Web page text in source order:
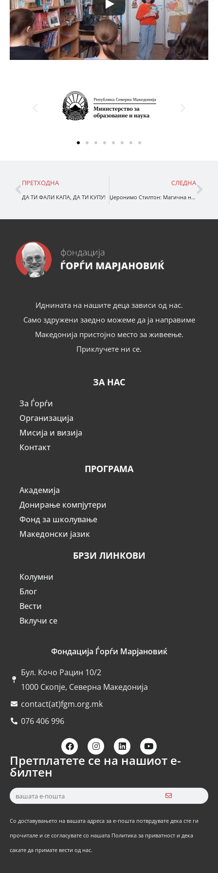
ПРЕТХОДНА
ДА ТИ ФА­ЛИ КА­ПА, ДА ТИ КУ­ПУ!
СЛЕДНА
Џеронимо Стилтон: Магична ноќ на џуџињата
Иднината на нашите деца зависи од нас.
Само здружени заедно можеме да ја направиме
Македонија пристојно место за живеење.
Приклучете ни се.
ЗА НАС
За Ѓорѓи
Организација
Мисија и визија
Контакт
ПРОГРАМА
Академија
Донирање компјутери
Фонд за школување
Македонски јазик
БРЗИ ЛИНКОВИ
Колумни
Блог
Вести
Вклучи се
Фондација Ѓорѓи Марјановиќ
Бул. Кочо Рацин 10/2
1000 Скопје, Северна Македонија
contact(at)fgm.org.mk
076 406 996
Претплатете се на нашиот е-
билтен
Со доставувањето на вашата адреса за е-пошта потврдувате дека сте ги
прочитале и се согласувате со нашата Политика за приватност и дека
сакате да примате вести од нас.